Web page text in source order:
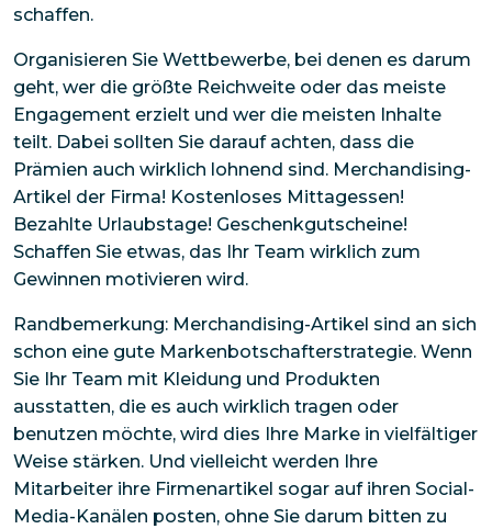
schaffen.
Organisieren Sie Wettbewerbe, bei denen es darum
geht, wer die größte Reichweite oder das meiste
Engagement erzielt und wer die meisten Inhalte
teilt. Dabei sollten Sie darauf achten, dass die
Prämien auch wirklich lohnend sind. Merchandising-
Artikel der Firma! Kostenloses Mittagessen!
Bezahlte Urlaubstage! Geschenkgutscheine!
Schaffen Sie etwas, das Ihr Team wirklich zum
Gewinnen motivieren wird.
Randbemerkung: Merchandising-Artikel sind an sich
schon eine gute Markenbotschafterstrategie. Wenn
Sie Ihr Team mit Kleidung und Produkten
ausstatten, die es auch wirklich tragen oder
benutzen möchte, wird dies Ihre Marke in vielfältiger
Weise stärken. Und vielleicht werden Ihre
Mitarbeiter ihre Firmenartikel sogar auf ihren Social-
Media-Kanälen posten, ohne Sie darum bitten zu